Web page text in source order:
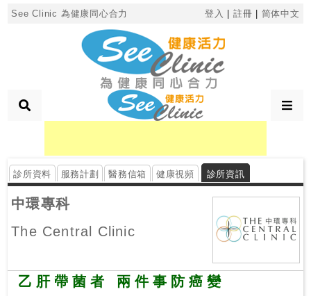
See Clinic 為健康同心合力 登入 註冊 简体中文
診
所
搜
尋
所
按
區
×
診所資料 服務計劃 醫務信箱 健康視頻 診所資訊
中環專科
The Central Clinic
乙肝帶菌者 兩件事防癌變